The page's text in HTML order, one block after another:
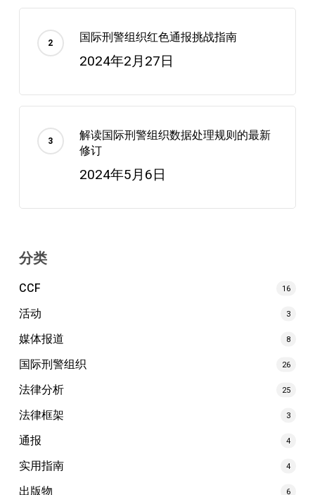
国际刑警组织红色通报挑战指南
2024年2月27日
解读国际刑警组织数据处理规则的最新
修订
2024年5月6日
分类
CCF
16
活动 3
媒体报道 8
国际刑警组织 26
法律分析 25
法律框架 3
通报 4
实用指南 4
出版物 6